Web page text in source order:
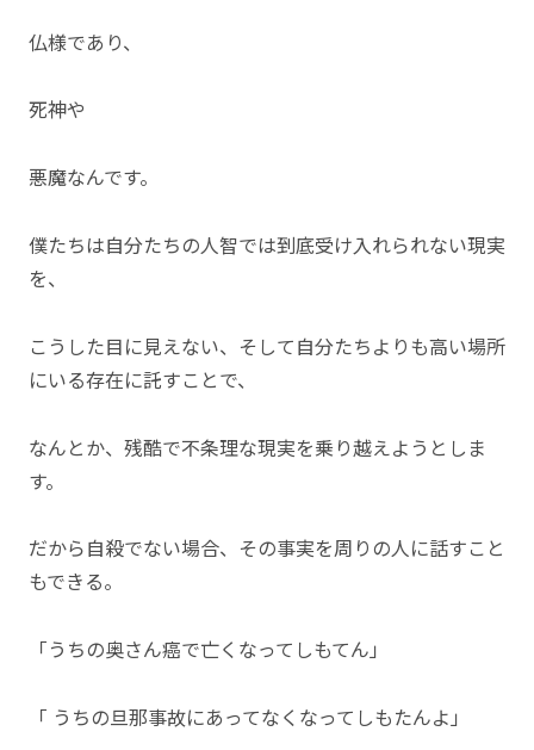
仏様であり、
死神や
悪魔なんです。
僕たちは自分たちの人智では到底受け入れられない現実
を、
こうした目に見えない、そして自分たちよりも高い場所
にいる存在に託すことで、
なんとか、残酷で不条理な現実を乗り越えようとしま
す。
だから自殺でない場合、その事実を周りの人に話すこと
もできる。
「うちの奥さん癌で亡くなってしもてん」
「 うちの旦那事故にあってなくなってしもたんよ」